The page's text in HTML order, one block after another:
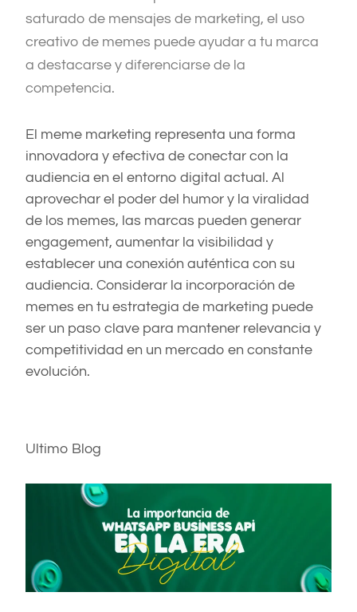
saturado de mensajes de marketing, el uso
creativo de memes puede ayudar a tu marca
a destacarse y diferenciarse de la
competencia.
El meme marketing representa una forma
innovadora y efectiva de conectar con la
audiencia en el entorno digital actual. Al
aprovechar el poder del humor y la viralidad
de los memes, las marcas pueden generar
engagement, aumentar la visibilidad y
establecer una conexión auténtica con su
audiencia. Considerar la incorporación de
memes en tu estrategia de marketing puede
ser un paso clave para mantener relevancia y
competitividad en un mercado en constante
evolución.
Ultimo Blog